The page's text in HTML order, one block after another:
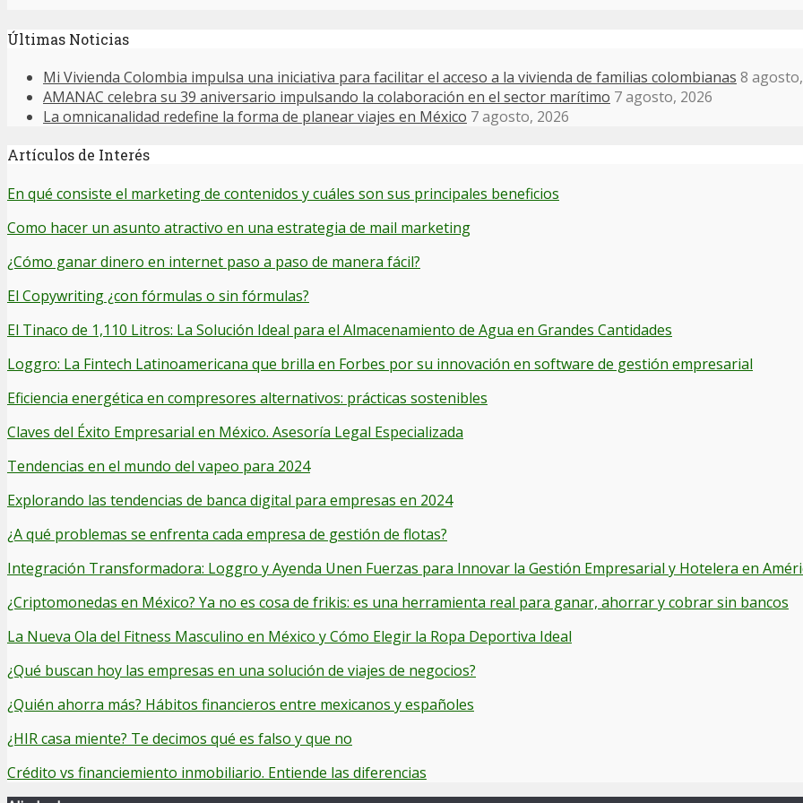
Últimas Noticias
Mi Vivienda Colombia impulsa una iniciativa para facilitar el acceso a la vivienda de familias colombianas 8
AMANAC celebra su 39 aniversario impulsando la colaboración en el sector marítimo 7 agosto, 2026
La omnicanalidad redefine la forma de planear viajes en México 7 agosto, 2026
Artículos de Interés
En qué consiste el marketing de contenidos y cuáles son sus principales beneficios
Como hacer un asunto atractivo en una estrategia de mail marketing
¿Cómo ganar dinero en internet paso a paso de manera fácil?
El Copywriting ¿con fórmulas o sin fórmulas?
El Tinaco de 1,110 Litros: La Solución Ideal para el Almacenamiento de Agua en Grandes Cantidades
Loggro: La Fintech Latinoamericana que brilla en Forbes por su innovación en software de gestión empresarial
Eficiencia energética en compresores alternativos: prácticas sostenibles
Claves del Éxito Empresarial en México. Asesoría Legal Especializada
Tendencias en el mundo del vapeo para 2024
Explorando las tendencias de banca digital para empresas en 2024
¿A qué problemas se enfrenta cada empresa de gestión de flotas?
Integración Transformadora: Loggro y Ayenda Unen Fuerzas para Innovar la Gestión Empresarial y Hotelera en
¿Criptomonedas en México? Ya no es cosa de frikis: es una herramienta real para ganar, ahorrar y cobrar sin bancos
La Nueva Ola del Fitness Masculino en México y Cómo Elegir la Ropa Deportiva Ideal
¿Qué buscan hoy las empresas en una solución de viajes de negocios?
¿Quién ahorra más? Hábitos financieros entre mexicanos y españoles
¿HIR casa miente? Te decimos qué es falso y que no
Crédito vs financiemiento inmobiliario. Entiende las diferencias